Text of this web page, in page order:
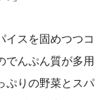
スを固めつつコ
でんぷん質が多用
ぷりの野菜とスパ